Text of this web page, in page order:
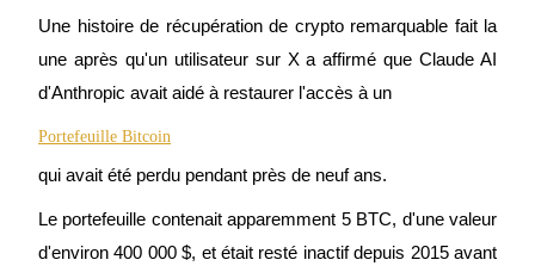
Une histoire de récupération de crypto remarquable fait la
une après qu'un utilisateur sur X a affirmé que Claude AI
d'Anthropic avait aidé à restaurer l'accès à un
Portefeuille Bitcoin
qui avait été perdu pendant près de neuf ans.
Le portefeuille contenait apparemment 5 BTC, d'une valeur
d'environ 400 000 $, et était resté inactif depuis 2015 avant